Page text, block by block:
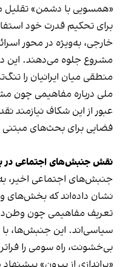
«همسویی با دشمن» تقلیل
برای تحکیم قدرت خود
خارجی، به‌ویژه در محور
مشروع جلوه می‌دهند. این
منطقی میان ایرانیان را
ملی درباره مفاهیمی
عبور از این شکاف نیازمند نقد
فضایی برای بحث‌های مبتنی
نقش جنبش‌های اجتماعی در
جنبش‌های اجتماعی اخیر،
نشان داده‌اند که بخش‌های
تعریف مفاهیمی چون
سیاسی‌اند. این جنبش‌ها، با
بی‌خشونت، راه سومی را فراتر